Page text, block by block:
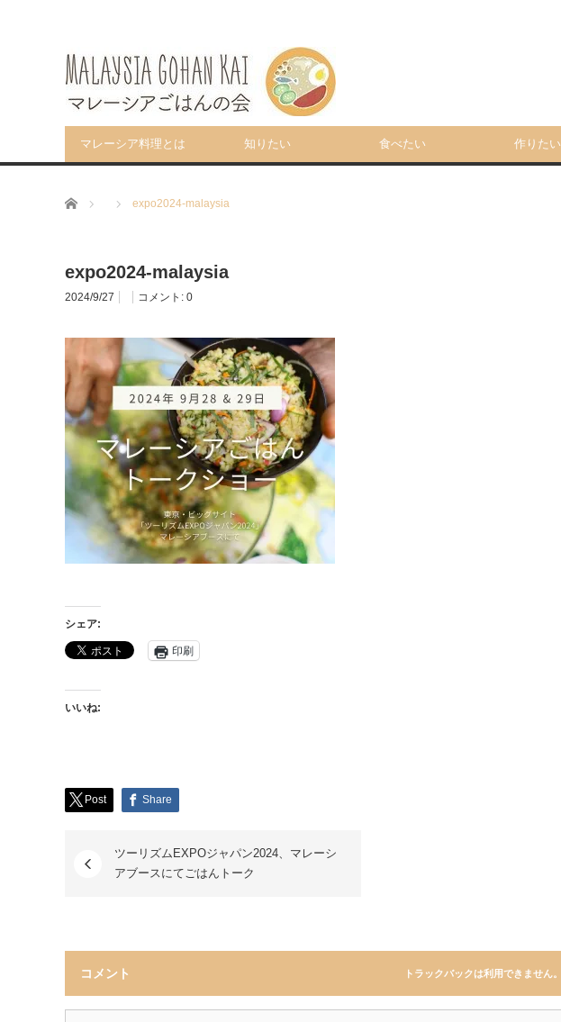
マレーシア料理とは 知りたい 食べたい 作りたい
ホーム expo2024-malaysia
expo2024-malaysia
2024/9/27 コメント: 0
シェア:
印刷
いいね:
Post Share
ツーリズムEXPOジャパン2024、マレーシ
アブースにてごはんトーク
コメント トラックバックは利用できません。